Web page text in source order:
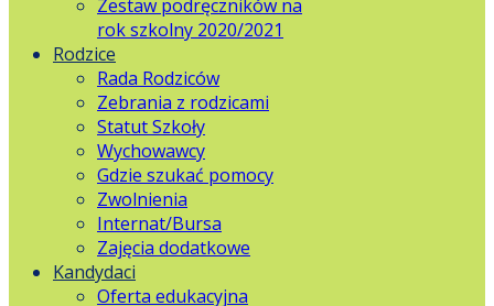
Zestaw podręczników na
rok szkolny 2020/2021
Rodzice
Rada Rodziców
Zebrania z rodzicami
Statut Szkoły
Wychowawcy
Gdzie szukać pomocy
Zwolnienia
Internat/Bursa
Zajęcia dodatkowe
Kandydaci
Oferta edukacyjna